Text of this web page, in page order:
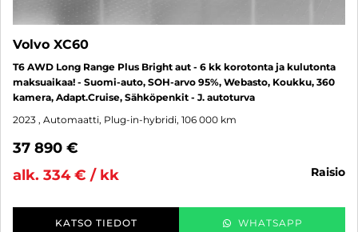
Volvo XC60
T6 AWD Long Range Plus Bright aut - 6 kk korotonta ja kulutonta
maksuaikaa! - Suomi-auto, SOH-arvo 95%, Webasto, Koukku, 360
kamera, Adapt.Cruise, Sähköpenkit - J. autoturva
2023 , Automaatti, Plug-in-hybridi, 106 000 km
37 890 €
alk. 334 € / kk
raisio
KATSO TIEDOT WHATSAPP